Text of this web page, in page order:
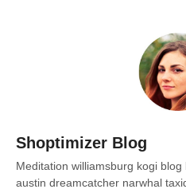
Shoptimizer Blog
Meditation williamsburg kogi
austin dreamcatcher narwhal